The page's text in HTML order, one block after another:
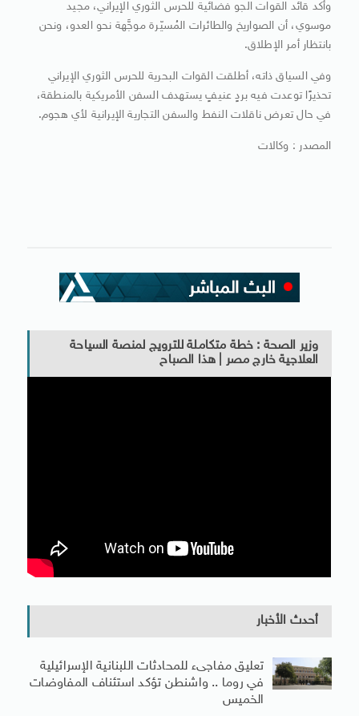
وأكد قائد القوات الجو فضائية للحرس الثوري الإيراني، مجيد
موسوي، أن الصواريخ والطائرات المُسيّرة موجَّهة نحو العدو، ونحن
بانتظار أمر الإطلاق.
وفي السياق ذاته، أطلقت القوات البحرية للحرس الثوري الإيراني
تحذيرًا توعدت فيه بردٍ عنيفٍ يستهدف السفن الأمريكية بالمنطقة،
في حال تعرض ناقلات النفط والسفن التجارية الإيرانية لأي هجوم.
المصدر : وكالات
وزير الصحة : خطة متكاملة للترويج لمنصة السياحة
العلاجية خارج مصر | هذا الصباح
أحدث الأخبار
تعليق مفاجىء للمحادثات اللبنانية الإسرائيلية
في روما .. واشنطن تؤكد استئناف المفاوضات
الخميس